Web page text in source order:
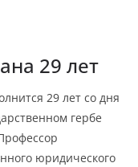
29 лет
29 лет со дня
гербе
юридического